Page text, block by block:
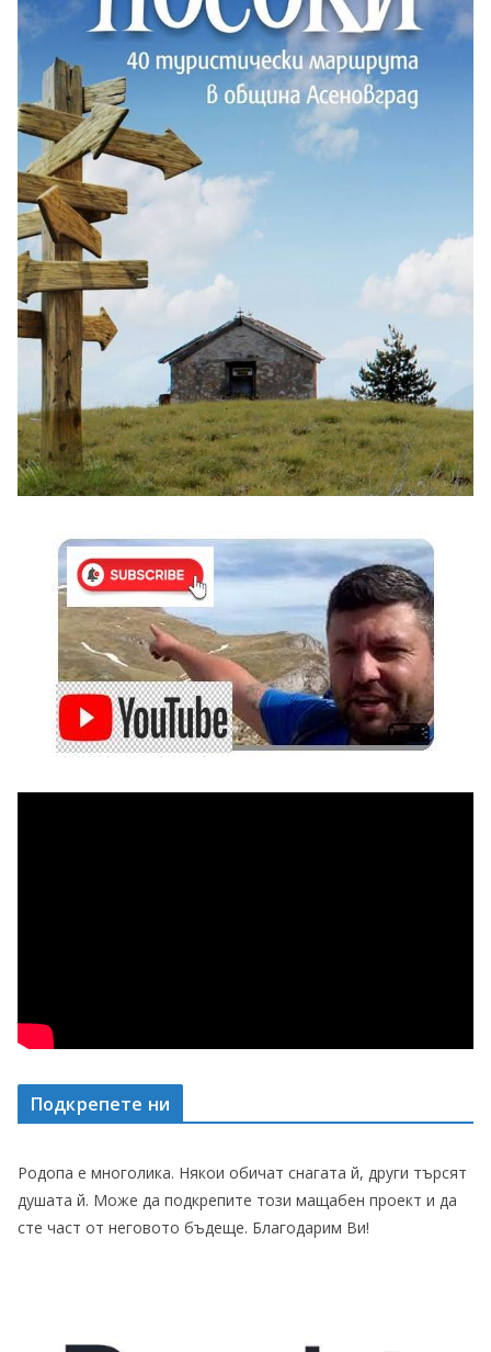
Подкрепете ни
Родопа е многолика. Някои обичат снагата й, други търсят
душата й. Може да подкрепите този мащабен проект и да
сте част от неговото бъдеще. Благодарим Ви!